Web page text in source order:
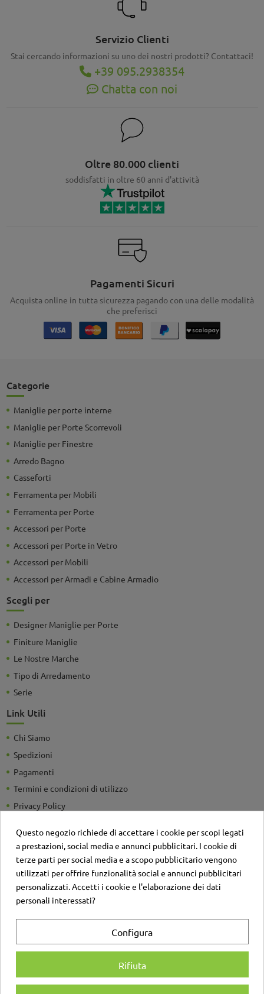
Servizio Clienti
Stai cercando informazioni su uno dei nostri prodotti? Contattaci!
+39 095.2938354
Chatta con noi
Oltre 80.000 clienti
soddisfatti in oltre 60 anni d'attività
Pagamenti Sicuri
Acquista online in tutta sicurezza pagando con una delle modalità
che preferisci
Categorie
Maniglie per porte interne
Maniglie per Porte Scorrevoli
Maniglie per Finestre
Arredo Bagno
Casseforti
Ferramenta per Mobili
Ferramenta per Porte
Accessori per Porte
Accessori per Porte in Vetro
Accessori per Mobili
Accessori per Armadi e Cabine Armadio
Scegli per
Designer Maniglie per Porte
Finiture Maniglie
Le Nostre Marche
Tipo di Arredamento
Serie
Link Utili
Chi Siamo
Spedizioni
Pagamenti
Termini e condizioni di utilizzo
Privacy Policy
Detrazioni Fiscali
Sei un'azienda? Richiedi un listino personalizzato
Il negozio
Contatti
Registrati
Questo negozio richiede di accettare i cookie per scopi legati
a prestazioni, social media e annunci pubblicitari. I cookie di
terze parti per social media e a scopo pubblicitario vengono
utilizzati per offrire funzionalità social e annunci pubblicitari
personalizzati. Accetti i cookie e l'elaborazione dei dati
personali interessati?
Configura
Rifiuta